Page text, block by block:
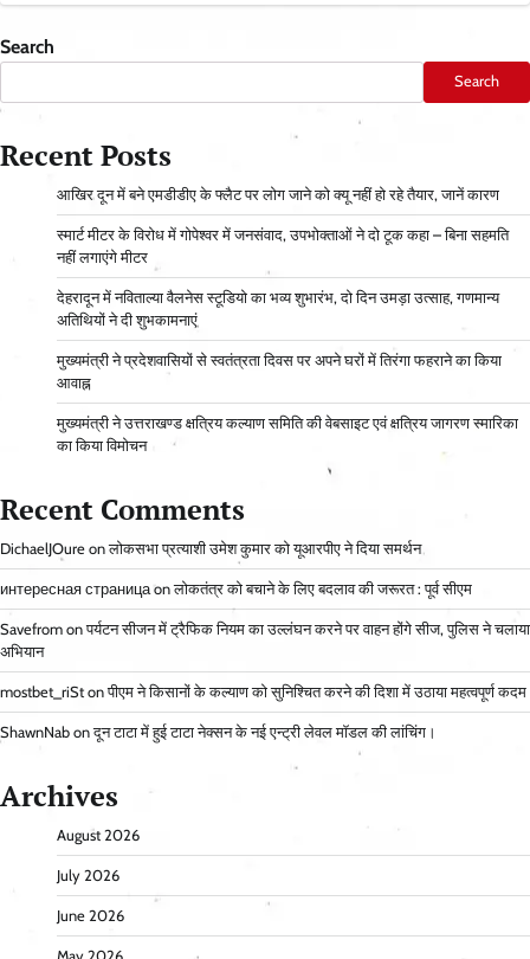
Search
Search
Recent Posts
आ​खिर दून में बने एमडीडीए के फ्लैट पर लोग जाने को क्यू नहीं हो रहे तैयार, जानें कारण
स्मार्ट मीटर के विरोध में गोपेश्वर में जनसंवाद, उपभोक्ताओं ने दो टूक कहा – बिना सहमति
नहीं लगाएंगे मीटर
देहरादून में नविताल्या वैलनेस स्टूडियो का भव्य शुभारंभ, दो दिन उमड़ा उत्साह, गणमान्य
अतिथियों ने दी शुभकामनाएं
मुख्यमंत्री ने प्रदेशवासियों से स्वतंत्रता दिवस पर अपने घरों में तिरंगा फहराने का किया
आवाह्न
मुख्यमंत्री ने उत्तराखण्ड क्षत्रिय कल्याण समिति की वेबसाइट एवं क्षत्रिय जागरण स्मारिका
का किया विमोचन
Recent Comments
DichaelJOure onलोकसभा प्रत्याशी उमेश कुमार को यूआरपीए ने दिया समर्थन
интересная страница onलोकतंत्र को बचाने के लिए बदलाव की जरूरत : पूर्व सीएम
Savefrom onपर्यटन सीजन में ट्रैफिक नियम का उल्लंघन करने पर वाहन होंगे सीज, पुलिस ने चलाया
अभियान
mostbet_riSt onपीएम ने किसानों के कल्याण को सुनिश्चित करने की दिशा में उठाया महत्वपूर्ण कदम
ShawnNab onदून टाटा में हुई टाटा नेक्सन के नई एन्ट्री लेवल मॉडल की लांचिंग।
Archives
August 2026
July 2026
June 2026